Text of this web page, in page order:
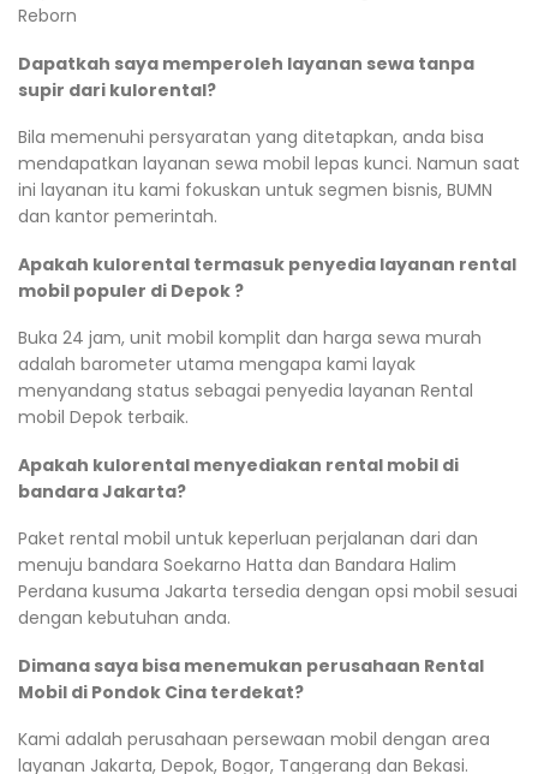
Reborn
Dapatkah saya memperoleh layanan sewa tanpa
supir dari kulorental?
Bila memenuhi persyaratan yang ditetapkan, anda bisa
mendapatkan layanan sewa mobil lepas kunci. Namun saat
ini layanan itu kami fokuskan untuk segmen bisnis, BUMN
dan kantor pemerintah.
Apakah kulorental termasuk penyedia layanan rental
mobil populer di Depok ?
Buka 24 jam, unit mobil komplit dan harga sewa murah
adalah barometer utama mengapa kami layak
menyandang status sebagai penyedia layanan Rental
mobil Depok terbaik.
Apakah kulorental menyediakan rental mobil di
bandara Jakarta?
Paket rental mobil untuk keperluan perjalanan dari dan
menuju bandara Soekarno Hatta dan Bandara Halim
Perdana kusuma Jakarta tersedia dengan opsi mobil sesuai
dengan kebutuhan anda.
Dimana saya bisa menemukan perusahaan Rental
Mobil di Pondok Cina terdekat?
Kami adalah perusahaan persewaan mobil dengan area
layanan Jakarta, Depok, Bogor, Tangerang dan Bekasi.